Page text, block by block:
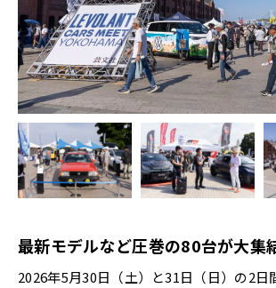
最新モデルなど圧巻の80台が大集
2026年5月30日（土）と31日（日）の2日